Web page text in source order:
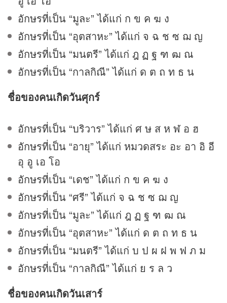
อักษรที่เป็น “มูละ” ได้แก่ ก ข ค ฆ ง
อักษรที่เป็น “อุตสาหะ” ได้แก่ จ ฉ ช ซ ฌ ญ
อักษรที่เป็น “มนตรี” ได้แก่ ฎ ฏ ฐ ฑ ฒ ณ
อักษรที่เป็น “กาลกิณี” ได้แก่ ด ต ถ ท ธ น
ชื่อของคนเกิดวันศุกร์
อักษรที่เป็น “บริวาร” ได้แก่ ศ ษ ส ห ฬ อ ฮ
อักษรที่เป็น “อายุ” ได้แก่ หมวดสระ อะ อา อิ อี
อุ อู เอ โอ
อักษรที่เป็น “เดช” ได้แก่ ก ข ค ฆ ง
อักษรที่เป็น “ศรี” ได้แก่ จ ฉ ช ซ ฌ ญ
อักษรที่เป็น “มูละ” ได้แก่ ฎ ฏ ฐ ฑ ฒ ณ
อักษรที่เป็น “อุตสาหะ” ได้แก่ ด ต ถ ท ธ น
อักษรที่เป็น “มนตรี” ได้แก่ บ ป ผ ฝ พ ฟ ภ ม
อักษรที่เป็น “กาลกิณี” ได้แก่ ย ร ล ว
ชื่อของคนเกิดวันเสาร์